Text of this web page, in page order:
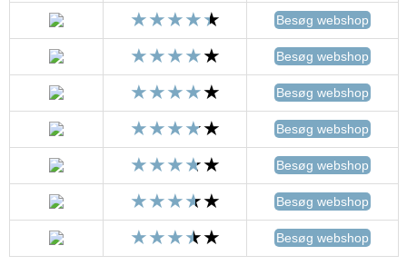
Besøg webshop
Besøg webshop
Besøg webshop
Besøg webshop
Besøg webshop
Besøg webshop
Besøg webshop